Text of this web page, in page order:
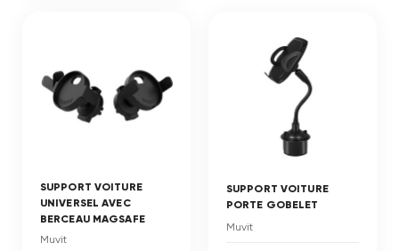
SUPPORT VOITURE
UNIVERSEL AVEC
BERCEAU MAGSAFE
Muvit
SUPPORT VOITURE
PORTE GOBELET
Muvit